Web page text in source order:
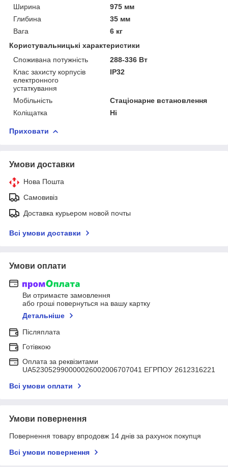
Ширина
975 мм
Глибина
35 мм
Вага
6 кг
Користувальницькі характеристики
Споживана потужність
288-336 Вт
Клас захисту корпусів
електронного
устаткування
IP32
Мобільність
Стаціонарне встановлення
Коліщатка
Ні
Приховати
Умови доставки
Нова Пошта
Самовивіз
Доставка курьером новой почты
Всі умови доставки
Умови оплати
Ви отримаєте замовлення
або гроші повернуться на вашу картку
Детальніше
Післяплата
Готівкою
Оплата за реквізитами
UA523052990000026002006707041 ЕГРПОУ 2612316221
Всі умови оплати
Умови повернення
Повернення товару впродовж 14 днів за рахунок покупця
Всі умови повернення